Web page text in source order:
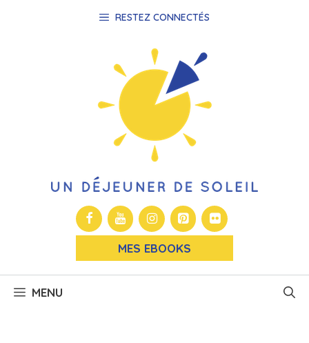
RESTEZ CONNECTÉS
MES EBOOKS
MENU